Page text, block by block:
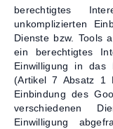
berechtigtes
unkomplizierten
Dienste bzw. Tools
ein berechtigtes
Einwilligung in das
(Artikel 7 Absatz 1
Einbindung des
verschiedenen
Einwilligung